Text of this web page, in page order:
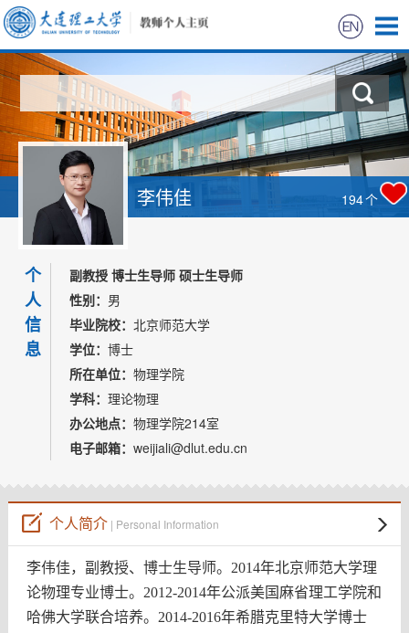
首页
科学研究
教学研究
获奖信息
招生信息
学生信息
我的相册
教师博客
李伟佳 194个
个
人
信
息
副教授 博士生导师 硕士生导师
性别： 男
毕业院校： 北京师范大学
学位： 博士
所在单位： 物理学院
学科： 理论物理
办公地点： 物理学院214室
电子邮箱： weijiali@dlut.edu.cn
个人简介| Personal Information
李伟佳，副教授、博士生导师。2014年北京师范大学理
论物理专业博士。2012-2014年公派美国麻省理工学院和
哈佛大学联合培养。2014-2016年希腊克里特大学博士